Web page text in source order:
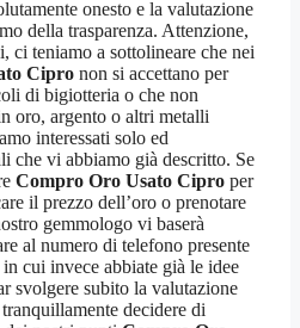
onesto e la valutazione
della trasparenza. Attenzione,
ci teniamo a sottolineare che nei
Cipro non si accettano per
di bigiotteria o che non
oro, argento o altri metalli
interessati solo ed
che vi abbiamo già descritto. Se
Compro Oro Usato Cipro per
il prezzo dell’oro o prenotare
gemmologo vi baserà
al numero di telefono presente
cui invece abbiate già le idee
svolgere subito la valutazione
decidere di